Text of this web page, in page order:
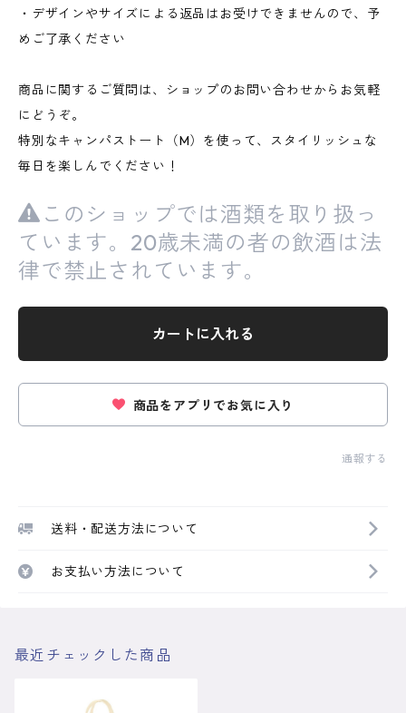
・デザインやサイズによる返品はお受けできませんので、予
めご了承ください
商品に関するご質問は、ショップのお問い合わせからお気軽
にどうぞ。
特別なキャンパストート（M）を使って、スタイリッシュな
毎日を楽しんでください！
このショップでは酒類を取り扱っ
ています。20歳未満の者の飲酒は法
律で禁止されています。
カートに入れる
商品をアプリでお気に入り
通報する
送料・配送方法について
お支払い方法について
最近チェックした商品